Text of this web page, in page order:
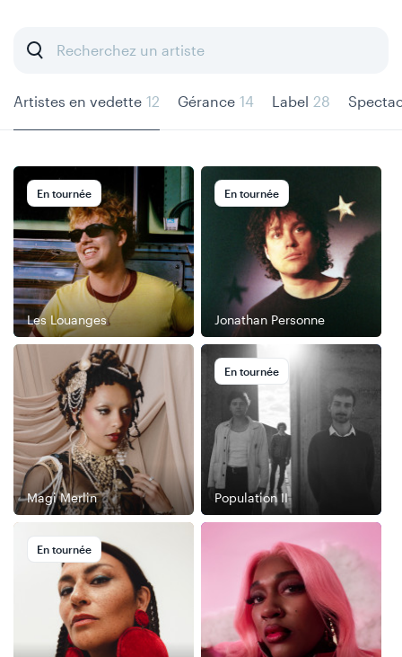
content
navigation
Artistes en vedette 12 Gérance 14 Label 28
Les Louanges
En tournée
Jonathan Personne
En tournée
Magi Merlin Population II
En tournée
En tournée